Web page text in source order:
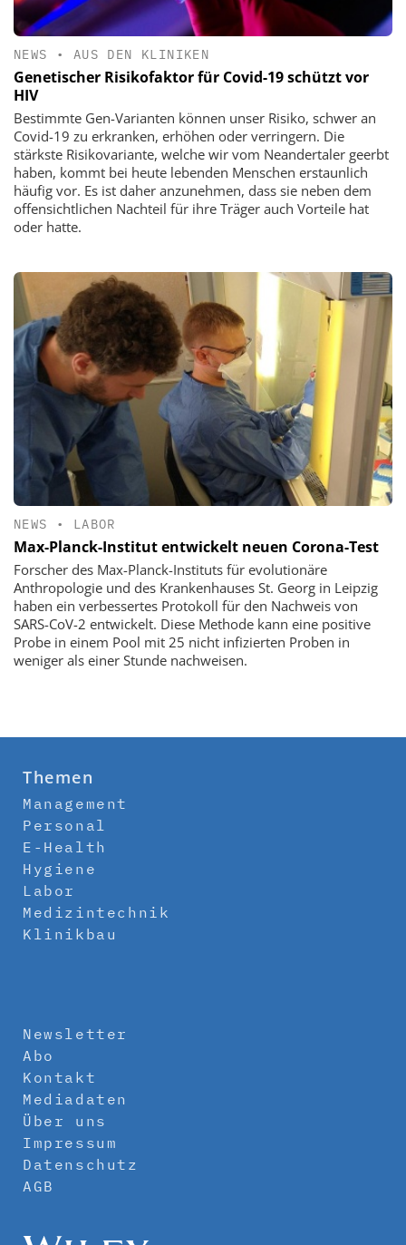
NEWS • AUS DEN KLINIKEN
Genetischer Risikofaktor für Covid-19 schützt vor
HIV
Bestimmte Gen-Varianten können unser Risiko, schwer an
Covid-19 zu erkranken, erhöhen oder verringern. Die
stärkste Risikovariante, welche wir vom Neandertaler geerbt
haben, kommt bei heute lebenden Menschen erstaunlich
häufig vor. Es ist daher anzunehmen, dass sie neben dem
offensichtlichen Nachteil für ihre Träger auch Vorteile hat
oder hatte.
NEWS • LABOR
Max-Planck-Institut entwickelt neuen Corona-Test
Forscher des Max-Planck-Instituts für evolutionäre
Anthropologie und des Krankenhauses St. Georg in Leipzig
haben ein verbessertes Protokoll für den Nachweis von
SARS-CoV-2 entwickelt. Diese Methode kann eine positive
Probe in einem Pool mit 25 nicht infizierten Proben in
weniger als einer Stunde nachweisen.
Themen
Management
Personal
E-Health
Hygiene
Labor
Medizintechnik
Klinikbau
Newsletter
Abo
Kontakt
Mediadaten
Über uns
Impressum
Datenschutz
AGB